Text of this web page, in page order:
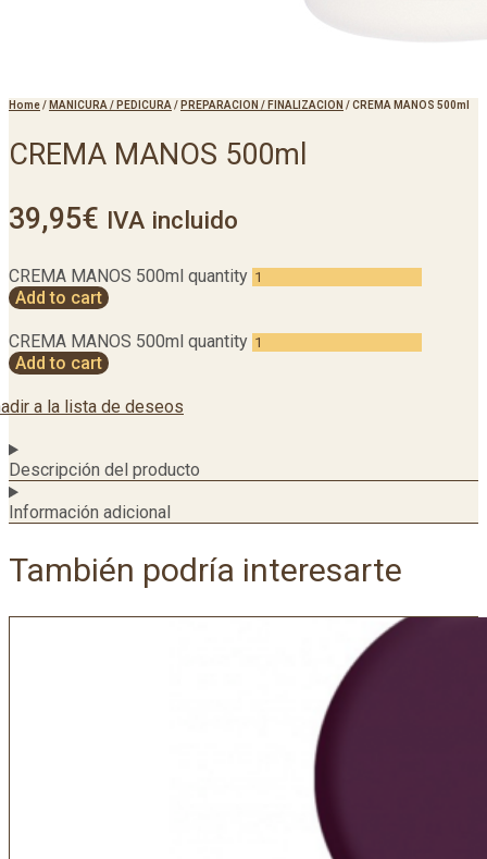
Home/ MANICURA / PEDICURA / PREPARACION / FINALIZACION /CREMA MANOS 500ml
CREMA MANOS 500ml
39,95€ IVA incluido
CREMA MANOS 500ml quantity
Add to cart
CREMA MANOS 500ml quantity
Add to cart
a la lista de deseos
Descripción del producto
Información adicional
También podría interesarte